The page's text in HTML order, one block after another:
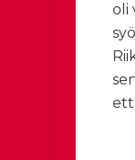
oli